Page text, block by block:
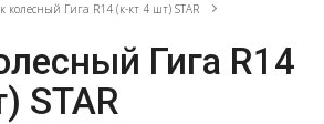
колесный Гига R14 (к-кт 4 шт) STAR
Гига R14
STAR